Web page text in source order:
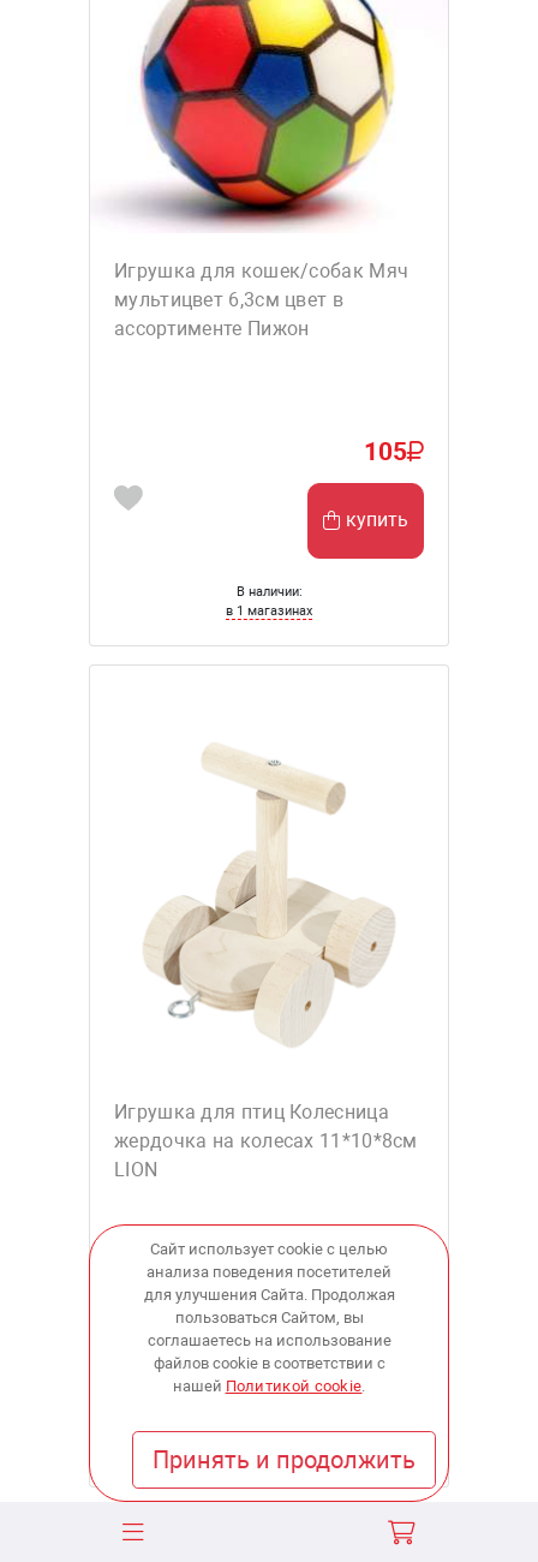
Игрушка для кошек/собак Мяч
мультицвет 6,3см цвет в
ассортименте Пижон
105
купить
В наличии:
в 1 магазинах
Игрушка для птиц Колесница
жердочка на колесах 11*10*8см
LION
951
купить
В наличии:
в 4 магазинах
Сайт использует cookie с целью
анализа поведения посетителей
для улучшения Сайта. Продолжая
пользоваться Сайтом, вы
соглашаетесь на использование
файлов cookie в соответствии с
нашей Политикой cookie.
Принять и продолжить